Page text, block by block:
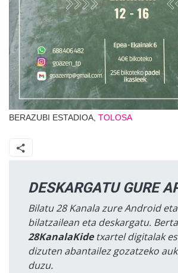
BERAZUBI ESTADIOA, TOLOSA
DESKARGATU GURE
Bilatu 28 Kanala zure Android
bilatzailean eta deskargatu.
28KanalaKidetxartel digitalak
dizuten abantailez gozatzeko
duzu.